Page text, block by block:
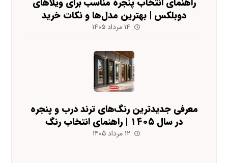
دوبلکس | بهترین مدل‌ها و نکات خرید
۱۴ مرداد ۱۴۰۵
معرفی جدیدترین رنگ‌های ترند درب و پنجره
در سال ۱۴۰۵ | راهنمای انتخاب رنگ
۱۲ مرداد ۱۴۰۵